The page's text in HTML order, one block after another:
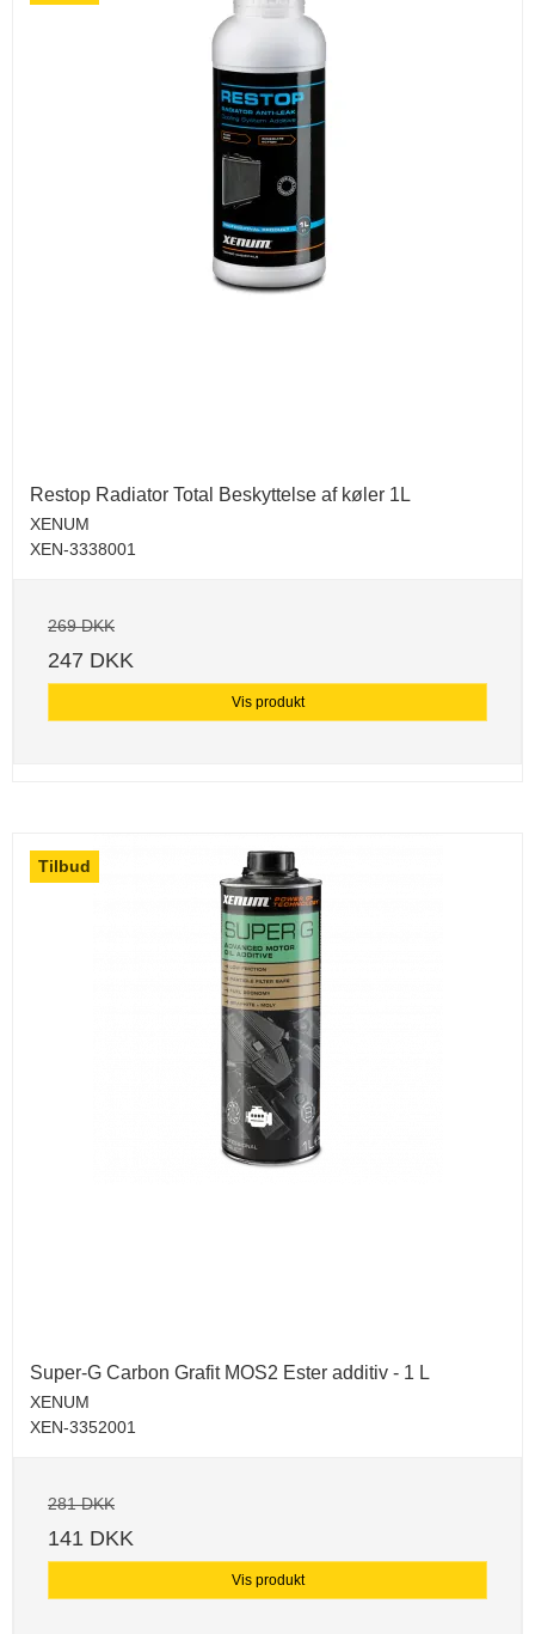
Restop Radiator Total Beskyttelse af køler 1L
XENUM
XEN-3338001
269 DKK
247 DKK
Vis produkt
Tilbud
Super-G Carbon Grafit MOS2 Ester additiv - 1 L
XENUM
XEN-3352001
281 DKK
141 DKK
Vis produkt